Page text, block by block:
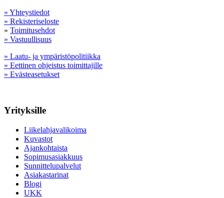
» Yhteystiedot
» Rekisteriseloste
» Toimitusehdot
» Vastuullisuus
» Laatu- ja ympäristöpolitiikka
» Eettinen ohjeistus toimittajille
» Evästeasetukset
Yrityksille
Liikelahjavalikoima
Kuvastot
Ajankohtaista
Sopimusasiakkuus
Sunnittelupalvelut
Asiakastarinat
Blogi
UKK